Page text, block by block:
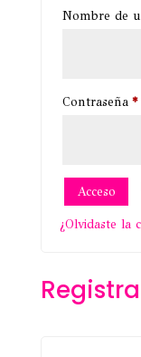
Nombre de
Contraseña *
Acceso
¿Olvidaste la